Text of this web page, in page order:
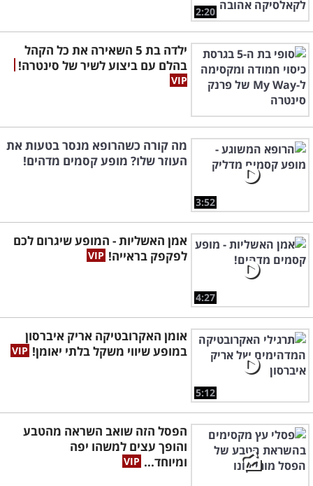
2:20
ילדה בת 5 השאירה את כל הקהל
בהלם עם ביצוע לשיר של סינטרה!
3:52
מה קורה כשהרופא מנסר בטעות את
העוזר שלו? מופע קסמים מדהים!
4:27
אמן האשליות - המופע שיגרום לכם
לפקפק בראייה!
5:12
אומן האקרובטיקה אריק איברסון
במופע שיווי משקל בלתי יאומן!
הפסל הזה שואב השראה מהטבע
והופך עצים למשהו יפה
ומיוחד...